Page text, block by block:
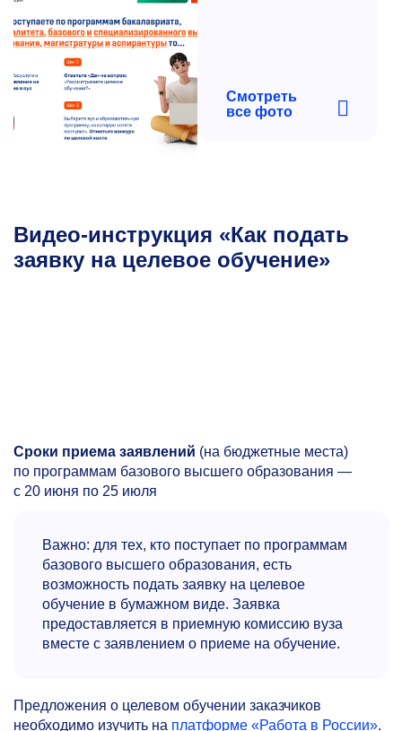
Смотреть
все фото
Видео-инструкция «Как подать
заявку на целевое обучение»
Сроки приема заявлений (на бюджетные места)
по программам базового высшего образования —
с 20 июня по 25 июля
Важно: для тех, кто поступает по программам
базового высшего образования, есть
возможность подать заявку на целевое
обучение в бумажном виде. Заявка
предоставляется в приемную комиссию вуза
вместе с заявлением о приеме на обучение.
Предложения о целевом обучении заказчиков
необходимо изучить на платформе «Работа в России».